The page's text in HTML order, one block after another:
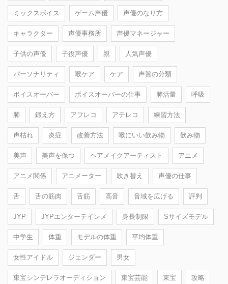
ミックスボイス ゲーム声優 声優のなり方
キャラクター 声優事務所 声優マネージャー
子供の声優 子役声優 親 人気声優
パーソナリティ 喉ケア ケア 声質の分類
ボイスオーバー ボイスオーバーの仕事 肺活量 呼吸
肺 鍛え方 アフレコ アテレコ 練習方法
声枯れ 炎症 改善方法 喉にいい飲み物 飲み物
美声 美声を保つ ヘアメイクアーティスト アニメ
アニメ関係 アニメーター 吹き替え 声優の仕事
舌 舌の筋肉 舌筋 高音 音域を広げる 評判
JYP JYPエンターテインメ 身長制限 Sサイズモデル
中学生 体重 モデルの体重 平均体重
女性アイドル ジェンダー 男女
東宝シンデレラオーディション 東宝芸能 東宝 攻略